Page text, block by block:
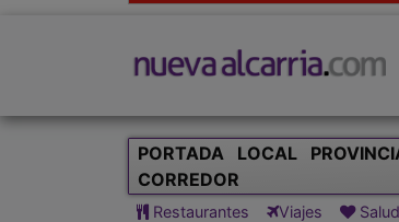
PORTADA LOCAL
CORREDOR
Restaurantes Viajes